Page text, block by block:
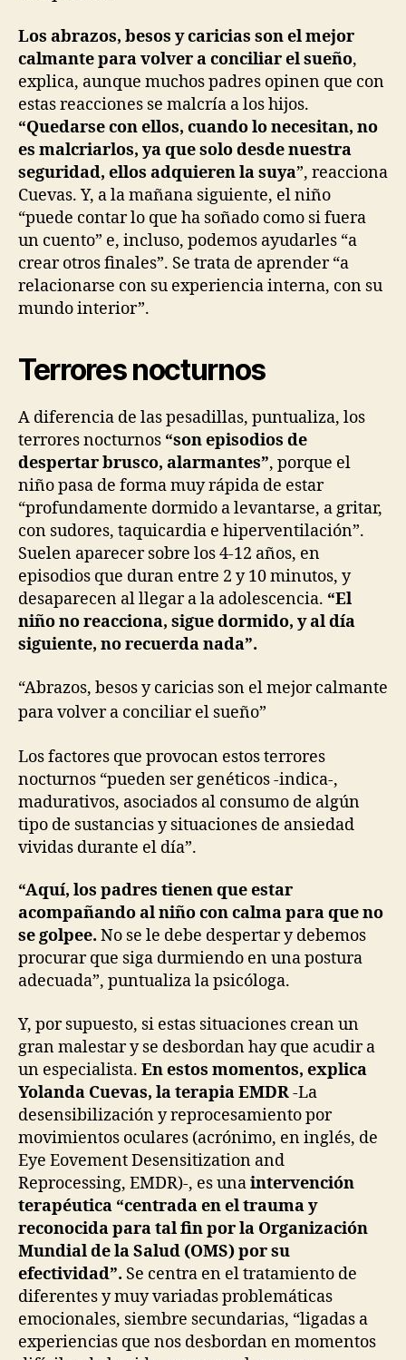
Los abrazos, besos y caricias son el mejor
calmante para volver a conciliar el sueño,
explica, aunque muchos padres opinen que con
estas reacciones se malcría a los hijos.
“Quedarse con ellos, cuando lo necesitan, no
es malcriarlos, ya que solo desde nuestra
seguridad, ellos adquieren la suya”, reacciona
Cuevas. Y, a la mañana siguiente, el niño
“puede contar lo que ha soñado como si fuera
un cuento” e, incluso, podemos ayudarles “a
crear otros finales”. Se trata de aprender “a
relacionarse con su experiencia interna, con su
mundo interior”.
Terrores nocturnos
A diferencia de las pesadillas, puntualiza, los
terrores nocturnos “son episodios de
despertar brusco, alarmantes”, porque el
niño pasa de forma muy rápida de estar
“profundamente dormido a levantarse, a gritar,
con sudores, taquicardia e hiperventilación”.
Suelen aparecer sobre los 4-12 años, en
episodios que duran entre 2 y 10 minutos, y
desaparecen al llegar a la adolescencia. “El
niño no reacciona, sigue dormido, y al día
siguiente, no recuerda nada”.
“Abrazos, besos y caricias son el mejor calmante
para volver a conciliar el sueño”
Los factores que provocan estos terrores
nocturnos “pueden ser genéticos -indica-,
madurativos, asociados al consumo de algún
tipo de sustancias y situaciones de ansiedad
vividas durante el día”.
“Aquí, los padres tienen que estar
acompañando al niño con calma para que no
se golpee. No se le debe despertar y debemos
procurar que siga durmiendo en una postura
adecuada”, puntualiza la psicóloga.
Y, por supuesto, si estas situaciones crean un
gran malestar y se desbordan hay que acudir a
un especialista. En estos momentos, explica
Yolanda Cuevas, la terapia EMDR-La
desensibilización y reprocesamiento por
movimientos oculares (acrónimo, en inglés, de
Eye Eovement Desensitization and
Reprocessing, EMDR)-, es unaintervención
terapéutica “centrada en el trauma y
reconocida para tal fin por la Organización
Mundial de la Salud (OMS) por su
efectividad”. Se centra en el tratamiento de
diferentes y muy variadas problemáticas
emocionales, siembre secundarias, “ligadas a
experiencias que nos desbordan en momentos